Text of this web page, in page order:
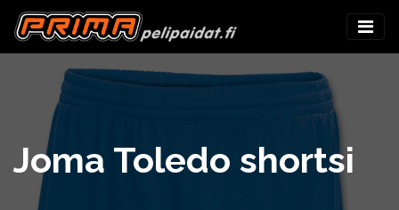
Joma Toledo shortsi